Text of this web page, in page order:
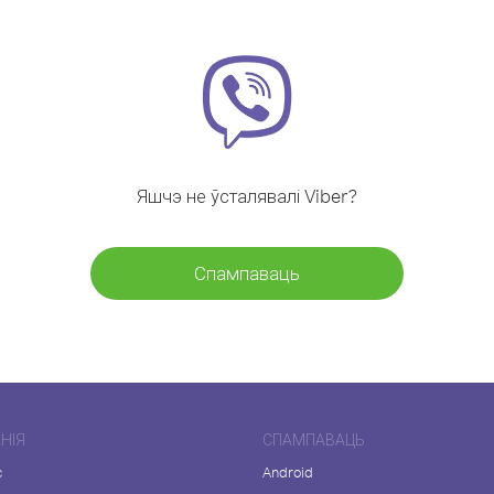
Яшчэ не ўсталявалі Viber?
Спампаваць
СПАМПАВАЦЬ
Android